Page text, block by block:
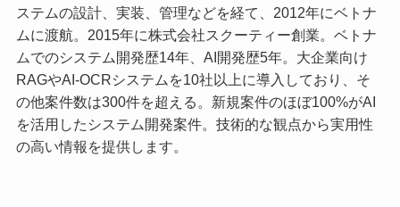
ステムの設計、実装、管理などを経て、2012年にベトナ
ムに渡航。2015年に株式会社スクーティー創業。ベトナ
ムでのシステム開発歴14年、AI開発歴5年。大企業向け
RAGやAI-OCRシステムを10社以上に導入しており、そ
の他案件数は300件を超える。新規案件のほぼ100%がAI
を活用したシステム開発案件。技術的な観点から実用性
の高い情報を提供します。